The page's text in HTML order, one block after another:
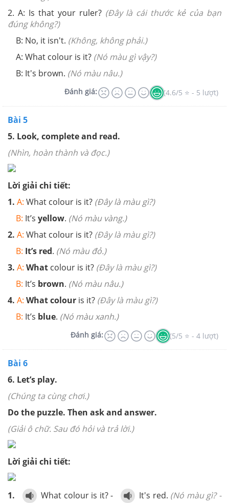
2. A: Is that your ruler? (Đây là cái thước kẻ của bạn
đúng không?)
B: No, it isn't. (Không, không phải.)
A: What colour is it? (Nó màu gì vậy?)
B: It's brown. (Nó màu nâu.)
Đánh giá: (4.6/5 ⭐ - 5 lượt)
Bài 5
5. Look, complete and read.
(Nhìn, hoàn thành và đọc.)
Lời giải chi tiết:
1. A: What colour is it? (Đây là màu gì?)
B: It’s yellow. (Nó màu vàng.)
2. A: What colour is it? (Đây là màu gì?)
B: It’s red. (Nó màu đỏ.)
3. A: What colour is it? (Đây là màu gì?)
B: It’s brown. (Nó màu nâu.)
4. A: What colour is it? (Đây là màu gì?)
B: It’s blue. (Nó màu xanh.)
Đánh giá: (5/5 ⭐ - 4 lượt)
Bài 6
6. Let’s play.
(Chúng ta cùng chơi.)
Do the puzzle. Then ask and answer.
(Giải ô chữ. Sau đó hỏi và trả lời.)
Lời giải chi tiết:
1. What colour is it? - It's red. (Nó màu gì? -